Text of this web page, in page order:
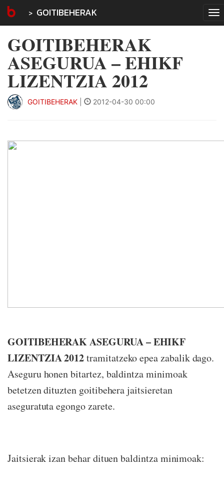
GOITIBEHERAK
GOITIBEHERAK
ASEGURUA – EHIKF
LIZENTZIA 2012
GOITIBEHERAK 2012-04-30 00:00
GOITIBEHERAK ASEGURUA – EHIKF
LIZENTZIA 2012tramitatzeko epea zabalik dago.
Aseguru honen bitartez, baldintza minimoak
betetzen dituzten goitibehera jaitsieretan
aseguratuta egongo zarete.
Jaitsierak izan behar dituen baldintza minimoak: